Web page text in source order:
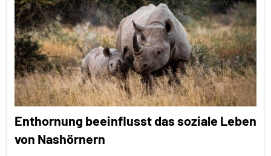
Verwandtschaft
Wirbeltiere
Artikel
Alle
Themen
Alle
Tiergruppen
Brutpflege
Forschung
aktuell
Enthornung beeinflusst das soziale Leben
von Nashörnern